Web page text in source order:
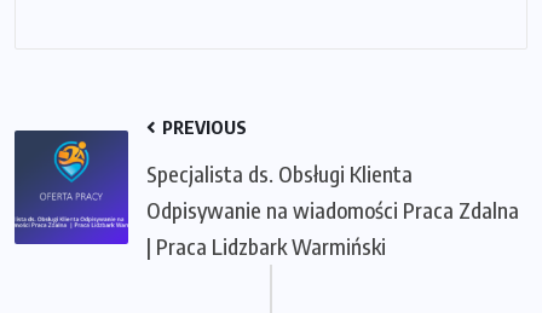
PREVIOUS
Specjalista ds. Obsługi Klienta
Odpisywanie na wiadomości Praca Zdalna
| Praca Lidzbark Warmiński